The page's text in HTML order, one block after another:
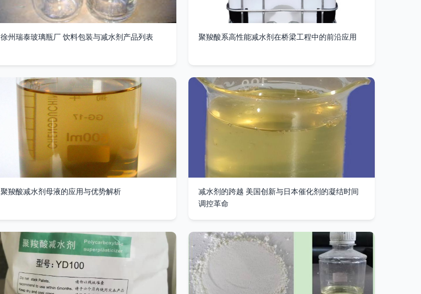
徐州瑞泰玻璃瓶厂 饮料包装与减水剂产品列表 聚羧酸系高性能减水剂在桥梁工程中的前沿应用
聚羧酸减水剂母液的应用与优势解析
减水剂的跨越 美国创新与日本催化剂的凝结时间
调控革命